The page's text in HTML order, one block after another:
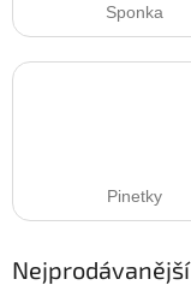
Sponka
Pinetky
Nejprodávanější